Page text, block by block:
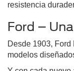
resistencia
Ford –
Desde 1903,
modelos